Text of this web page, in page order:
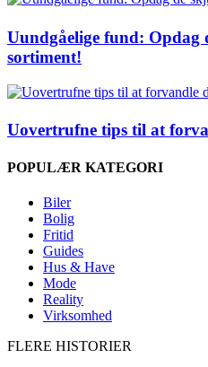
Uundgåelige fund: Opdag
sortiment!
Uovertrufne tips til at
POPULÆR KATEGORI
Biler
Bolig
Fritid
Guides
Hus & Have
Mode
Reality
Virksomhed
FLERE HISTORIER